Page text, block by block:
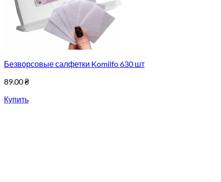
Безворсовые салфетки Komilfo 630 шт
89.00₴
Купить